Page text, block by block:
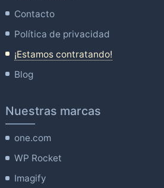
Contacto
Política de privacidad
¡Estamos contratando!
Blog
Nuestras marcas
one.com
WP Rocket
Imagify